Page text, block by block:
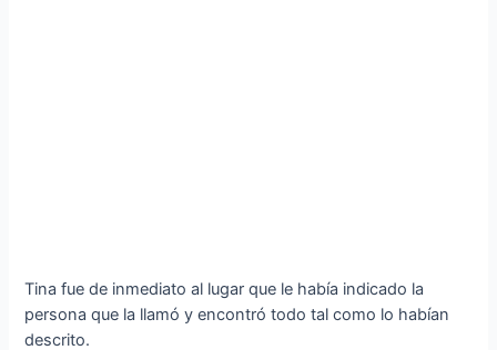
Tina fue de inmediato al lugar que le había indicado la
persona que la llamó y encontró todo tal como lo habían
descrito.